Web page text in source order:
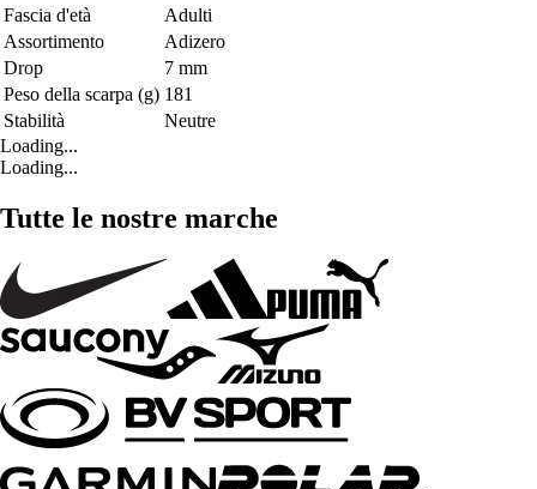
Fascia d'età
Adulti
Assortimento
Adizero
Drop
7 mm
Peso della scarpa (g) 181
Stabilità
Neutre
Loading...
Loading...
Tutte le nostre marche